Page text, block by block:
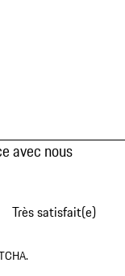
avec nous
Très satisfait(e)